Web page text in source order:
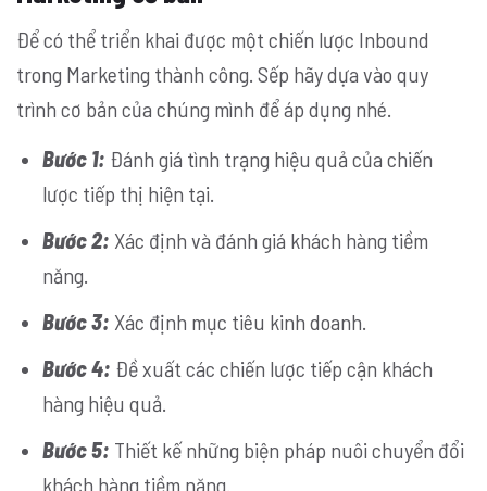
Để có thể triển khai được một chiến lược Inbound
trong Marketing thành công. Sếp hãy dựa vào quy
trình cơ bản của chúng mình để áp dụng nhé.
Bước 1: Đánh giá tình trạng hiệu quả của chiến
lược tiếp thị hiện tại.
Bước 2: Xác định và đánh giá khách hàng tiềm
năng.
Bước 3: Xác định mục tiêu kinh doanh.
Bước 4: Đề xuất các chiến lược tiếp cận khách
hàng hiệu quả.
Bước 5: Thiết kế những biện pháp nuôi chuyển đổi
khách hàng tiềm năng.